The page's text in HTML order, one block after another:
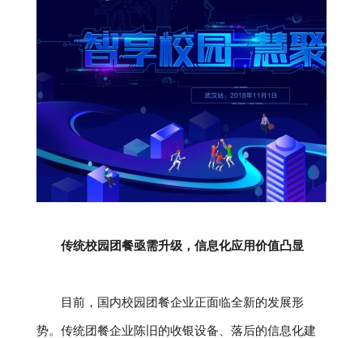
传统校园团餐亟需升级，信息化应用价值凸显
目前，国内校园团餐企业正面临全新的发展形
势。传统团餐企业陈旧的收银设备、落后的信息化建